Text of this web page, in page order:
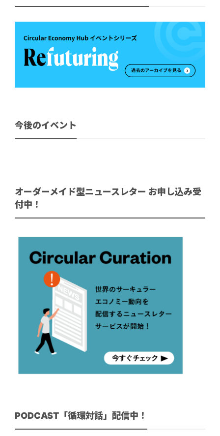
今後のイベント
オーダーメイド型ニュースレター お申し込み受
付中！
PODCAST「循環対話」配信中！